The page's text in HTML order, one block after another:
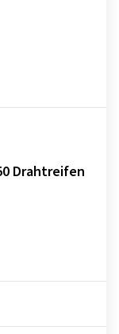
Drahtreifen